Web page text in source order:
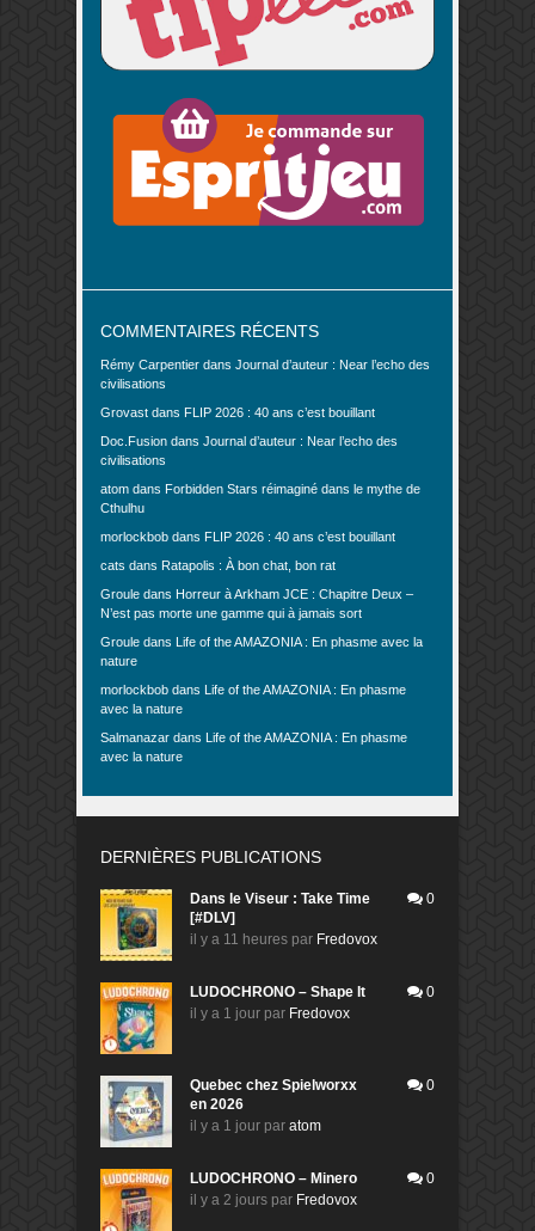
COMMENTAIRES RÉCENTS
Rémy Carpentier dans Journal d’auteur : Near l’echo des
civilisations
Grovast dans FLIP 2026 : 40 ans c’est bouillant
Doc.Fusion dans Journal d’auteur : Near l’echo des
civilisations
atom dans Forbidden Stars réimaginé dans le mythe de
Cthulhu
morlockbob dans FLIP 2026 : 40 ans c’est bouillant
cats dans Ratapolis : À bon chat, bon rat
Groule dans Horreur à Arkham JCE : Chapitre Deux –
N’est pas morte une gamme qui à jamais sort
Groule dans Life of the AMAZONIA : En phasme avec la
nature
morlockbob dans Life of the AMAZONIA : En phasme
avec la nature
Salmanazar dans Life of the AMAZONIA : En phasme
avec la nature
DERNIÈRES PUBLICATIONS
Dans le Viseur : Take Time
[#DLV]
il y a 11 heures par Fredovox
0
LUDOCHRONO – Shape It
il y a 1 jour par Fredovox
0
Quebec chez Spielworxx
en 2026
il y a 1 jour par atom
0
LUDOCHRONO – Minero
il y a 2 jours par Fredovox
0